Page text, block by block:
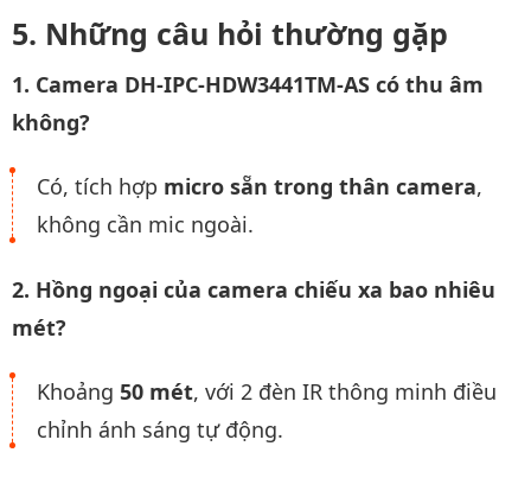
Những câu hỏi thường gặp
1. Camera DH-IPC-HDW3441TM-AS có thu âm
không?
Có, tích hợp micro sẵn trong thân camera,
không cần mic ngoài.
2. Hồng ngoại của camera chiếu xa bao nhiêu
mét?
Khoảng 50 mét, với 2 đèn IR thông minh điều
chỉnh ánh sáng tự động.